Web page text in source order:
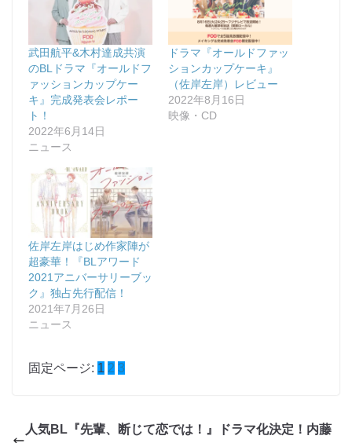
武田航平&木村達成共演
のBLドラマ『オールドフ
ァッションカップケー
キ』完成発表会レポー
ト！
2022年6月14日
ニュース
ドラマ『オールドファッ
ションカップケーキ』
（佐岸左岸）レビュー
2022年8月16日
映像・CD
佐岸左岸はじめ作家陣が
超豪華！『BLアワード
2021アニバーサリーブッ
ク』独占先行配信！
2021年7月26日
ニュース
固定ページ: 1 2 3
人気BL『先輩、断じて恋では！』ドラマ化決定！内藤